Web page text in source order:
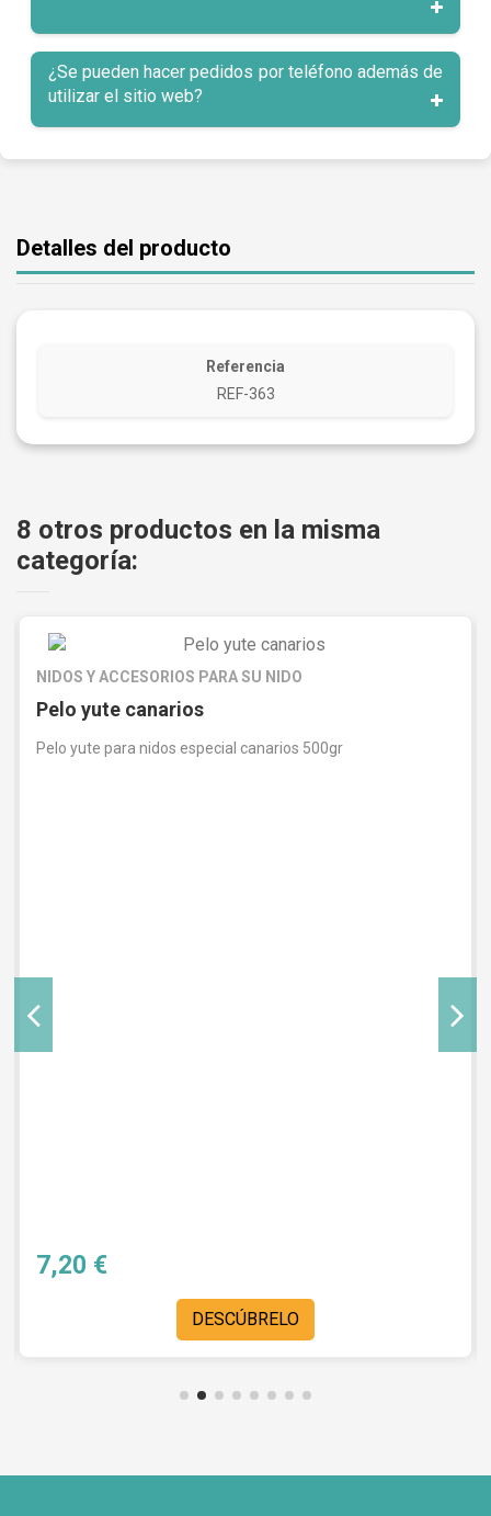
¿Se pueden hacer pedidos por teléfono además de
utilizar el sitio web?
Detalles del producto
Referencia
REF-363
8 otros productos en la misma
categoría:
NIDOS Y ACCESORIOS PARA SU NIDO
Pelo yute canarios
Pelo yute para nidos especial canarios 500gr
7,20 €
DESCÚBRELO